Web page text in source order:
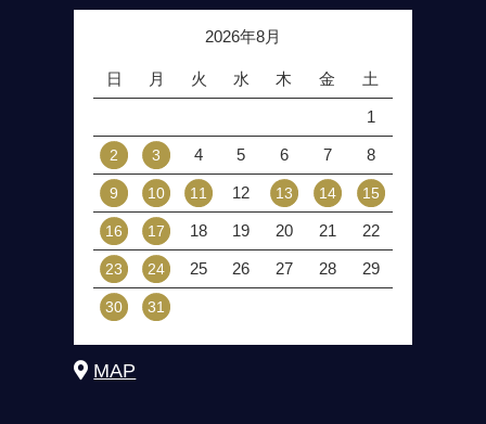
2026年8月
日 月 火 水 木 金 土
1
2 3 4 5 6 7 8
9 10 11 12 13 14 15
16 17 18 19 20 21 22
23 24 25 26 27 28 29
30 31
MAP